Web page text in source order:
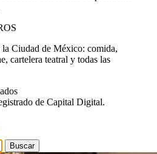
la Ciudad de México: comida,
cartelera teatral y todas las
de Capital Digital.
Buscar